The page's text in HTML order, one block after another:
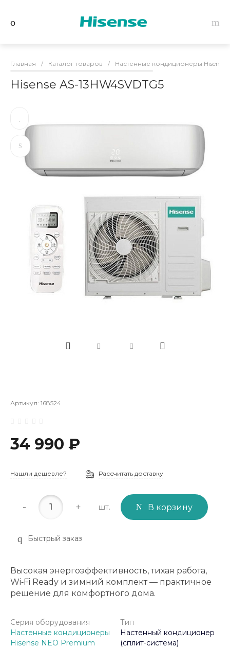
Главная / Каталог товаров / Настенные кондиционеры Hisense
Hisense AS-13HW4SVDTG5
Артикул: 168524
34 990 ₽
Нашли дешевле? Рассчитать доставку
- + шт. В корзину
Быстрый заказ
Высокая энергоэффективность, тихая работа,
Wi‑Fi Ready и зимний комплект — практичное
решение для комфортного дома.
Серия оборудования
Настенные кондиционеры
Hisense NEO Premium
Тип
Настенный кондиционер
(сплит-система)